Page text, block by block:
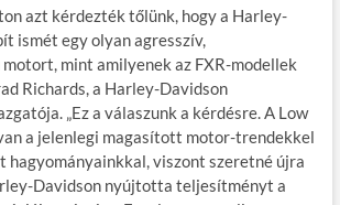
azt kérdezték tőlünk, hogy a Harley-
ismét egy olyan agresszív,
mint amilyenek az FXR-modellek
Richards, a Harley-Davidson
„Ez a válaszunk a kérdésre. A Low
a jelenlegi magasított motor-trendekkel
hagyományainkkal, viszont szeretné újra
Davidson nyújtotta teljesítményt a